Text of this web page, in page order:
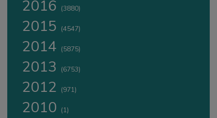
2016 (3880)
2015 (4547)
2014 (5875)
2013 (6753)
2012 (971)
2010 (1)